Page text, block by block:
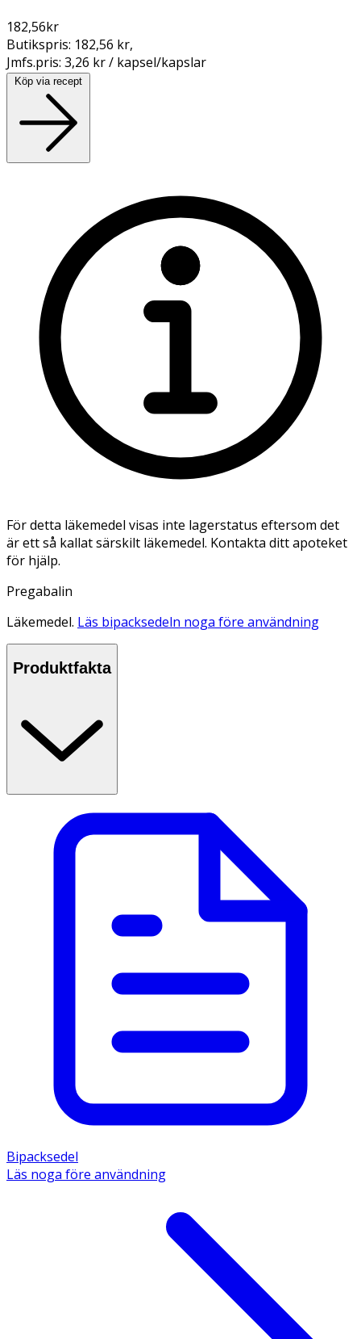
182,56kr
Butikspris: 182,56 kr,
Jmfs.pris: 3,26 kr / kapsel/kapslar
Köp via recept
För detta läkemedel visas inte lagerstatus eftersom det
är ett så kallat särskilt läkemedel. Kontakta ditt apoteket
för hjälp.
Pregabalin
Läkemedel. Läs bipacksedeln noga före användning
Produktfakta
Bipacksedel
Läs noga före användning